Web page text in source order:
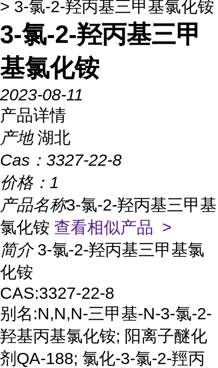
> 3-氯-2-羟丙基三甲基氯化铵
3-氯-2-羟丙基三甲
基氯化铵
2023-08-11
产品详情
产地 湖北
Cas： 3327-22-8
价格： 1
产品名称3-氯-2-羟丙基三甲基
氯化铵 查看相似产品 >
简介 3-氯-2-羟丙基三甲基氯
化铵
CAS:3327-22-8
别名:N,N,N-三甲基-N-3-氯-2-
羟基丙基氯化铵; 阳离子醚化
剂QA-188; 氯化-3-氯-2-羥丙